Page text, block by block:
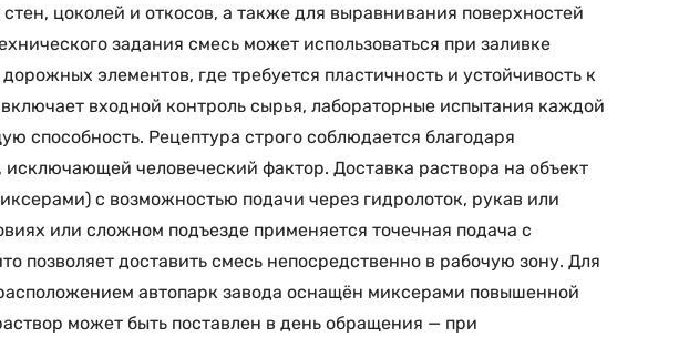
цоколей и откосов, а также для выравнивания поверхностей
задания смесь может использоваться при заливке
элементов, где требуется пластичность и устойчивость к
входной контроль сырья, лабораторные испытания каждой
способность. Рецептура строго соблюдается благодаря
человеческий фактор. Доставка раствора на объект
с возможностью подачи через гидролоток, рукав или
или сложном подъезде применяется точечная подача с
позволяет доставить смесь непосредственно в рабочую зону. Для
автопарк завода оснащён миксерами повышенной
может быть поставлен в день обращения — при